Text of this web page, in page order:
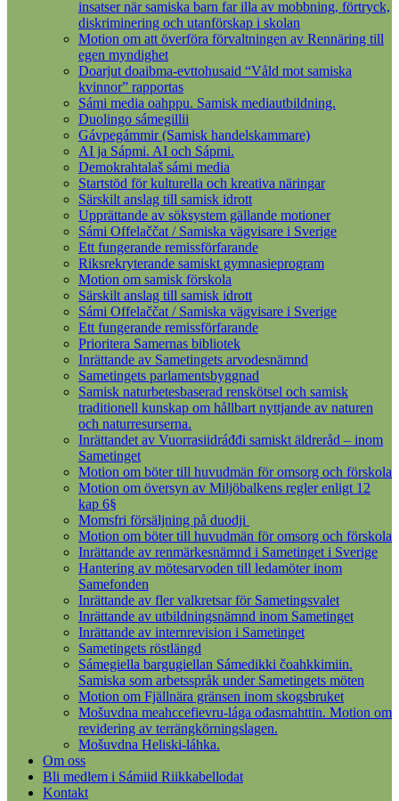
insatser när samiska barn far illa av mobbning, förtryck,
diskriminering och utanförskap i skolan
Motion om att överföra förvaltningen av Rennäring till
egen myndighet
Doarjut doaibma-evttohusaid “Våld mot samiska
kvinnor” rapportas
Sámi media oahppu. Samisk mediautbildning.
Duolingo sámegillii
Gávpegámmir (Samisk handelskammare)
AI ja Sápmi. AI och Sápmi.
Demokrahtalaš sámi media
Startstöd för kulturella och kreativa näringar
Särskilt anslag till samisk idrott
Upprättande av söksystem gällande motioner
Sámi Offelaččat / Samiska vägvisare i Sverige
Ett fungerande remissförfarande
Riksrekryterande samiskt gymnasieprogram
Motion om samisk förskola
Särskilt anslag till samisk idrott
Sámi Offelaččat / Samiska vägvisare i Sverige
Ett fungerande remissförfarande
Prioritera Samernas bibliotek
Inrättande av Sametingets arvodesnämnd
Sametingets parlamentsbyggnad
Samisk naturbetesbaserad renskötsel och samisk
traditionell kunskap om hållbart nyttjande av naturen
och naturresurserna.
Inrättandet av Vuorrasiidráđđi samiskt äldreråd – inom
Sametinget
Motion om böter till huvudmän för omsorg och förskola
Motion om översyn av Miljöbalkens regler enligt 12
kap 6§
Momsfri försäljning på duodji
Motion om böter till huvudmän för omsorg och förskola
Inrättande av renmärkesnämnd i Sametinget i Sverige
Hantering av mötesarvoden till ledamöter inom
Samefonden
Inrättande av fler valkretsar för Sametingsvalet
Inrättande av utbildningsnämnd inom Sametinget
Inrättande av internrevision i Sametinget
Sametingets röstlängd
Sámegiella bargugiellan Sámedikki čoahkkimiin.
Samiska som arbetsspråk under Sametingets möten
Motion om Fjällnära gränsen inom skogsbruket
Mošuvdna meahccefievru-lága ođasmahttin. Motion om
revidering av terrängkörningslagen.
Mošuvdna Heliski-láhka.
Om oss
Bli medlem i Sámiid Riikkabellodat
Kontakt